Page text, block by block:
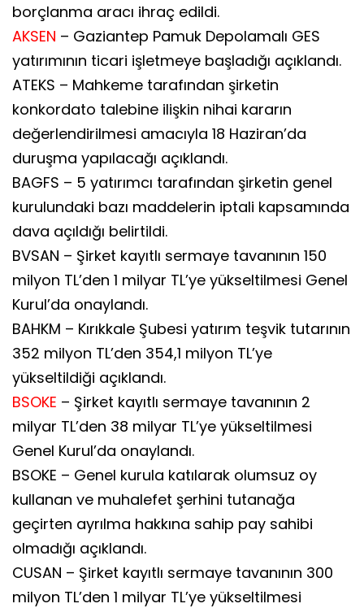
borçlanma aracı ihraç edildi.
AKSEN – Gaziantep Pamuk Depolamalı GES
yatırımının ticari işletmeye başladığı açıklandı.
ATEKS – Mahkeme tarafından şirketin
konkordato talebine ilişkin nihai kararın
değerlendirilmesi amacıyla 18 Haziran’da
duruşma yapılacağı açıklandı.
BAGFS – 5 yatırımcı tarafından şirketin genel
kurulundaki bazı maddelerin iptali kapsamında
dava açıldığı belirtildi.
BVSAN – Şirket kayıtlı sermaye tavanının 150
milyon TL’den 1 milyar TL’ye yükseltilmesi Genel
Kurul’da onaylandı.
BAHKM – Kırıkkale Şubesi yatırım teşvik tutarının
352 milyon TL’den 354,1 milyon TL’ye
yükseltildiği açıklandı.
BSOKE – Şirket kayıtlı sermaye tavanının 2
milyar TL’den 38 milyar TL’ye yükseltilmesi
Genel Kurul’da onaylandı.
BSOKE – Genel kurula katılarak olumsuz oy
kullanan ve muhalefet şerhini tutanağa
geçirten ayrılma hakkına sahip pay sahibi
olmadığı açıklandı.
CUSAN – Şirket kayıtlı sermaye tavanının 300
milyon TL’den 1 milyar TL’ye yükseltilmesi